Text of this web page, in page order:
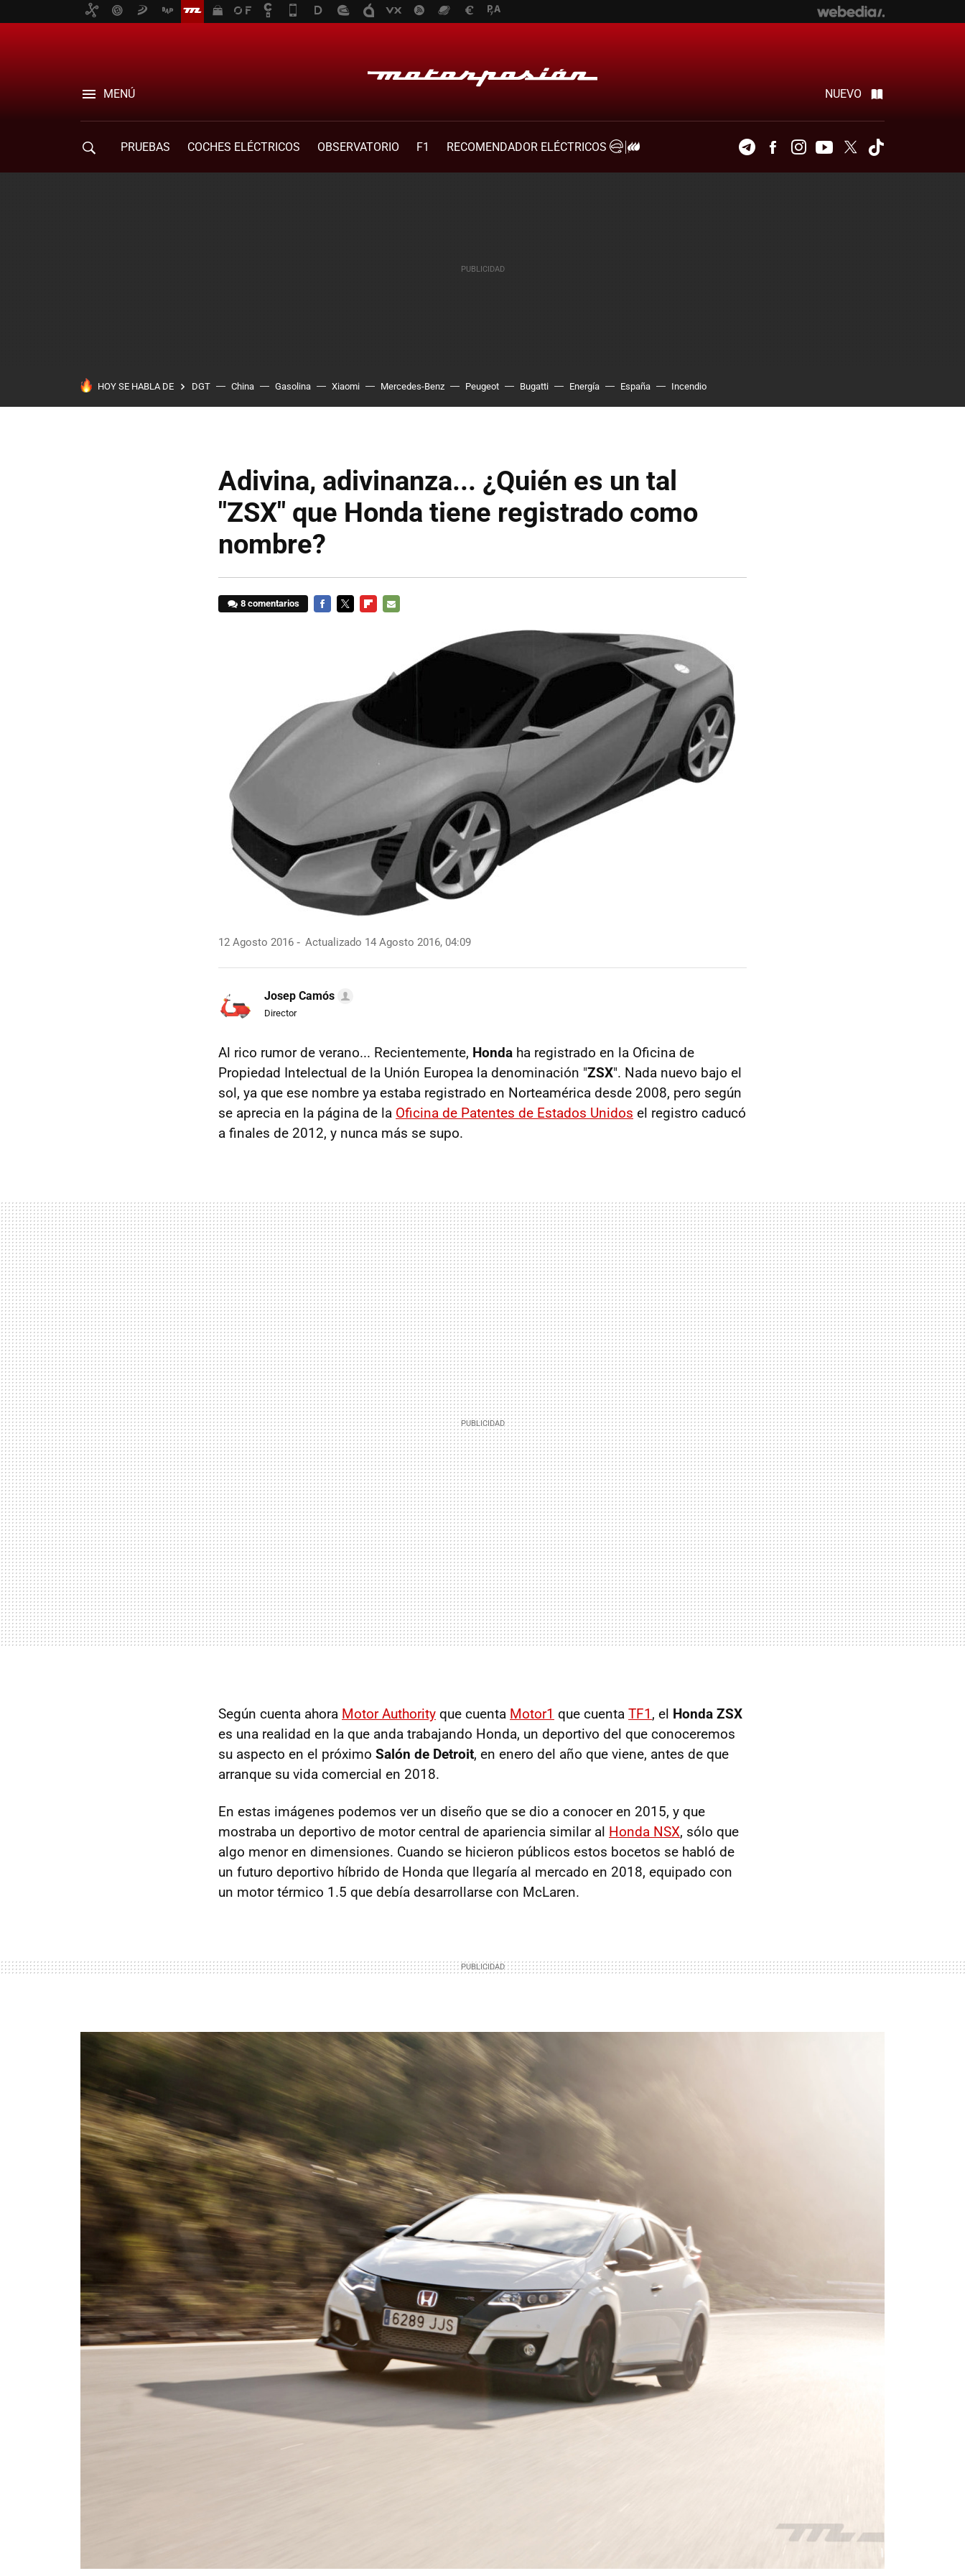
MENÚ NUEVO
PRUEBAS COCHES ELÉCTRICOS OBSERVATORIO F1
RECOMENDADOR ELÉCTRICOS
TelegramFacebookInstagramYoutubeTwitter
HOY SE HABLA DE DGT China Gasolina Xiaomi Mercedes-Benz Peugeot Bugatti Energía España Incendio
Adivina, adivinanza... ¿Quién es un tal
"ZSX" que Honda tiene registrado como
nombre?
8 comentarios
12 Agosto 2016 Actualizado 14 Agosto 2016, 04:09
Josep Camós
Director
Al rico rumor de verano... Recientemente, Honda ha registrado en la Oficina de
Propiedad Intelectual de la Unión Europea la denominación "ZSX". Nada nuevo bajo el
sol, ya que ese nombre ya estaba registrado en Norteamérica desde 2008, pero según
se aprecia en la página de la Oficina de Patentes de Estados Unidos el registro caducó
a finales de 2012, y nunca más se supo.
Según cuenta ahora Motor Authority que cuenta Motor1 que cuenta TF1 , el Honda ZSX
es una realidad en la que anda trabajando Honda, un deportivo del que conoceremos
su aspecto en el próximo Salón de Detroit, en enero del año que viene, antes de que
arranque su vida comercial en 2018.
En estas imágenes podemos ver un diseño que se dio a conocer en 2015, y que
mostraba un deportivo de motor central de apariencia similar al Honda NSX, sólo que
algo menor en dimensiones. Cuando se hicieron públicos estos bocetos se habló de
un futuro deportivo híbrido de Honda que llegaría al mercado en 2018, equipado con
un motor térmico 1.5 que debía desarrollarse con McLaren.